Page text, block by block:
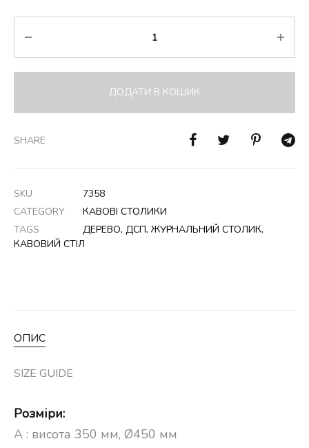
ДОДАТИ В КОШИК
SHARE
SKU
7358
CATEGORY
КАВОВІ СТОЛИКИ
TAGS
ДЕРЕВО, ДСП, ЖУРНАЛЬНИЙ СТОЛИК,
КАВОВИЙ СТІЛ
ОПИС
SIZE GUIDE
Розміри:
A : висота 350 мм, Ø450 мм⠀